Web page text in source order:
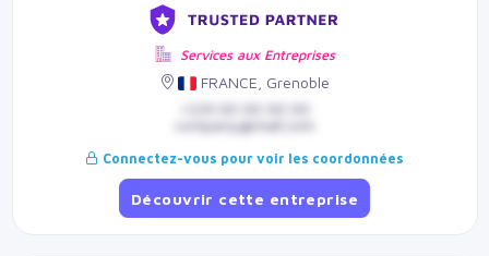
Services aux Entreprises
FRANCE, Grenoble
+229 00 00 00 00
company@mail.com
Connectez-vous pour voir les coordonnées
Découvrir cette entreprise